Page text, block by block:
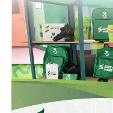
de Valores, may. 2021).
Si bien todos estos
ocasiones (en 2017
el ahora cancelado
se otorgó la
Realito, ni Slim ni
Televisa tenían sus